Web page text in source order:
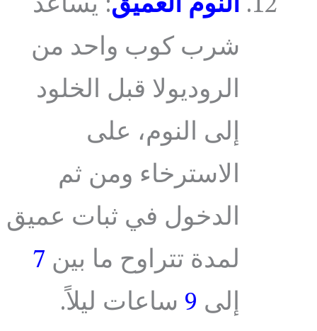
شرب كوب واحد من
الروديولا قبل الخلود
إلى النوم، على
الاسترخاء ومن ثم
الدخول في ثبات عميق
لمدة تتراوح ما بين 7
إلى 9 ساعات ليلاً.